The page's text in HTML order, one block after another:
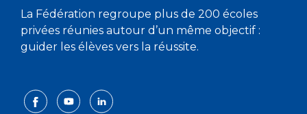
La Fédération regroupe plus de 200 écoles
privées réunies autour d’un même objectif :
guider les élèves vers la réussite.